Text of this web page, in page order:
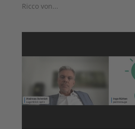
Ricco von...